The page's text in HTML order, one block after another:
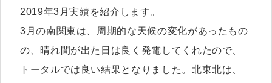
2019年3月実績を紹介します。
3月の南関東は、周期的な天候の変化があったもの
の、晴れ間が出た日は良く発電してくれたので、
トータルでは良い結果となりました。北東北は、